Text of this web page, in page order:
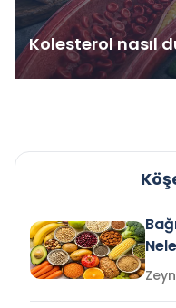
Kolesterol nasıl